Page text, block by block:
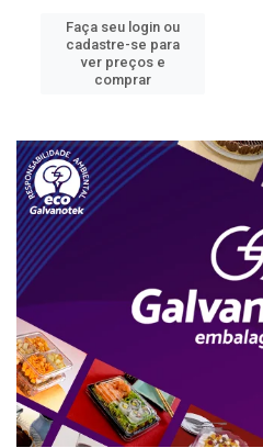
Faça seu login ou
cadastre-se para
ver preços e
comprar